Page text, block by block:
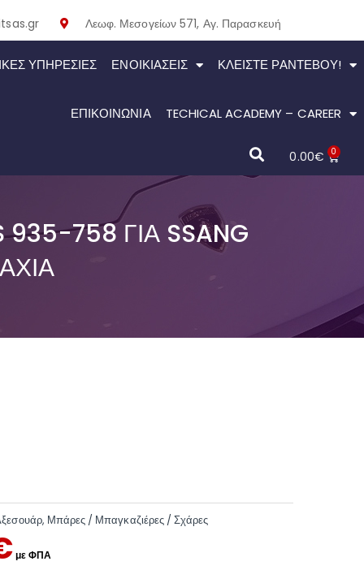
Λεωφ. Μεσογείων 571, Αγ. Παρασκευή
ΥΠΗΡΕΣΙΕΣ ΕΝΟΙΚΙΆΣΕΙΣ ΚΛΕΊΣΤΕ ΡΑΝΤΕΒΟΎ!
ΕΠΙΚΟΙΝΩΝΙΑ TECHICAL ACADEMY – CAREER
0.00€ 0
758 ΓΙΑ SSANG
, Μπάρες / Μπαγκαζιέρες / Σχάρες